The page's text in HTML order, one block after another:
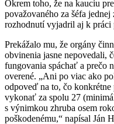
Okrem toho, že na kauciu
považovaného za šéfa
rozhodnutí vyjadril aj k práci
Prekážalo mu, že orgány
obvinenia jasne nepovedali,
fungovania spáchať a prečo
overené. „Ani po viac ako
odpoveď na to, čo
vykonať za spolu 27
s výnimkou zhruba osem
poškodenému,“ napísal Ján